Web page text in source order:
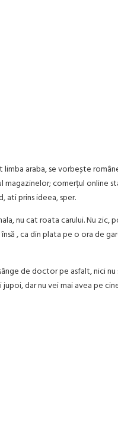
araba, se vorbește
magazinelor; comerțul online
ati prins ideea, sper.
nu cat roata carului. Nu zic,
, ca din plata pe o ora de
de doctor pe asfalt, nici
dar nu vei mai avea pe